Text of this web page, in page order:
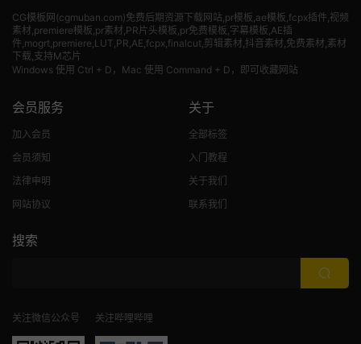
CG模板网(cgmuban.com)免费后期资源下载网站,pr模板,ae模板,fcpx插件,视频
素材,premiere模板,pr素材,PR片头模板,pr免费模板,字幕模板,AE插
件,mogrt,premiere,LUT,PR,AE,fcpx,finalcut,剪辑素材,抖音素材,免费素材,素材
下载,支持M芯片
Windows 使用 Ctrl + D，Mac 使用 Command + D，即可收藏网站
会员服务
加入会员
会员须知
法律申明
网站协议
关于
全部标签
入门教程
关于我们
联系我们
搜索
关注微信公众号 关注哔哩哔哩